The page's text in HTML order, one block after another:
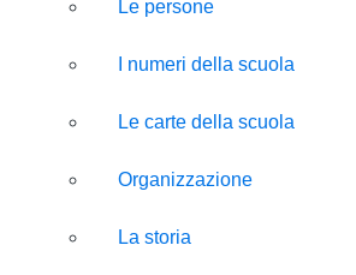
Le persone
I numeri della scuola
Le carte della scuola
Organizzazione
La storia